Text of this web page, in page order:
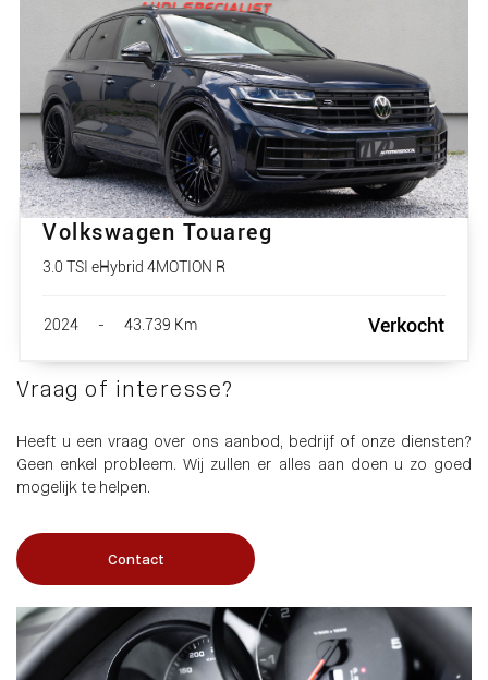
Volkswagen Touareg
3.0 TSI eHybrid 4MOTION R
2024 - 43.739 Km Verkocht
Vraag of interesse?
Heeft u een vraag over ons aanbod, bedrijf of onze diensten?
Geen enkel probleem. Wij zullen er alles aan doen u zo goed
mogelijk te helpen.
Contact